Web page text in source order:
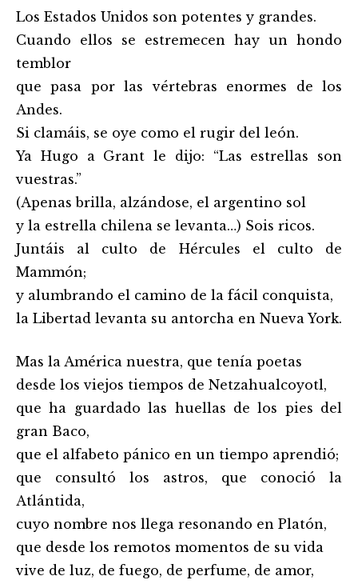
Los Estados Unidos son potentes y grandes.
Cuando ellos se estremecen hay un hondo
temblor
que pasa por las vértebras enormes de los
Andes.
Si clamáis, se oye como el rugir del león.
Ya Hugo a Grant le dijo: “Las estrellas son
vuestras.”
(Apenas brilla, alzándose, el argentino sol
y la estrella chilena se levanta…) Sois ricos.
Juntáis al culto de Hércules el culto de
Mammón;
y alumbrando el camino de la fácil conquista,
la Libertad levanta su antorcha en Nueva York.
Mas la América nuestra, que tenía poetas
desde los viejos tiempos de Netzahualcoyotl,
que ha guardado las huellas de los pies del
gran Baco,
que el alfabeto pánico en un tiempo aprendió;
que consultó los astros, que conoció la
Atlántida,
cuyo nombre nos llega resonando en Platón,
que desde los remotos momentos de su vida
vive de luz, de fuego, de perfume, de amor,